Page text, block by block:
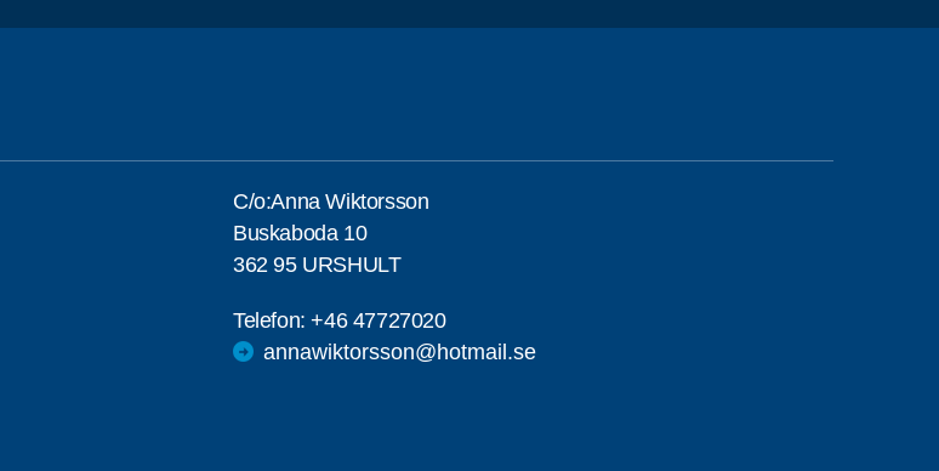
C/o:Anna Wiktorsson
Buskaboda 10
362 95 URSHULT
Telefon:+46 47727020
annawiktorsson@hotmail.se